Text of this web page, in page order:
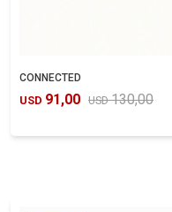
CONNECTED
USD 91,00 USD 130,00